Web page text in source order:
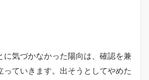
に気づかなかった陽向は、確認を兼
っていきます。出そうとしてやめた